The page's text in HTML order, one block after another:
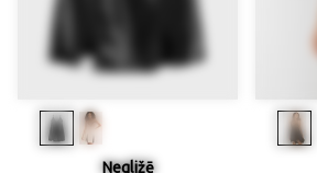
Negližē